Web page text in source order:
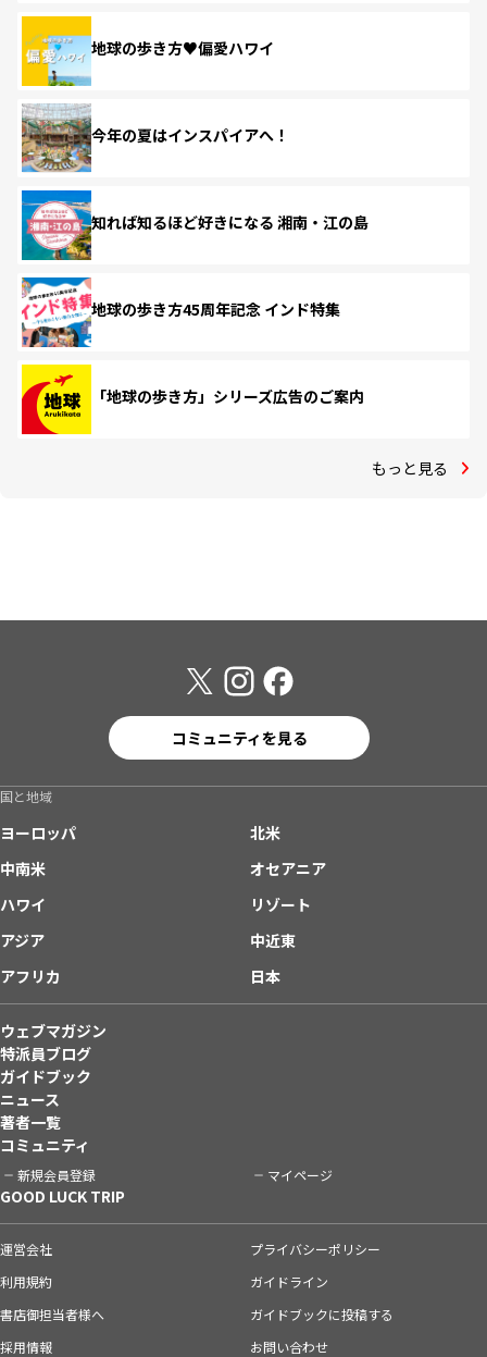
地球の歩き方♥偏愛ハワイ
今年の夏はインスパイアへ！
知れば知るほど好きになる 湘南・江の島
地球の歩き方45周年記念 インド特集
「地球の歩き方」シリーズ広告のご案内
もっと見る
コミュニティを見る
国と地域
ヨーロッパ
北米
中南米
オセアニア
ハワイ
リゾート
アジア
中近東
アフリカ
日本
ウェブマガジン
特派員ブログ
ガイドブック
ニュース
著者一覧
コミュニティ
新規会員登録 マイページ
GOOD LUCK TRIP
運営会社
プライバシーポリシー
利用規約
ガイドライン
書店御担当者様へ
ガイドブックに投稿する
採用情報
お問い合わせ